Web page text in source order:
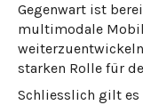
Gegenwart ist
multimodale
starken Rolle für
Schliesslich gilt es